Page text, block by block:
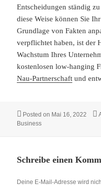
Entscheidungen ständig
diese Weise können Sie
Grundlage von Fakten
verpflichtet haben, istder
Wachstum Ihres
kostenlosen low-hanging
Nau-Partnerschaft und
Posted on Mai 16, 2022
Business
Schreibe einen
Deine E-Mail-Adresse wird